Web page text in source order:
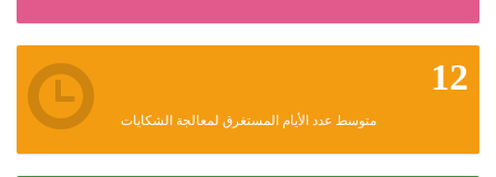
12
متوسط عدد الأيام المستغرق لمعالجة الشكايات